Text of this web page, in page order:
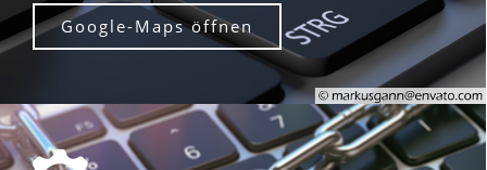
Google-Maps öffnen